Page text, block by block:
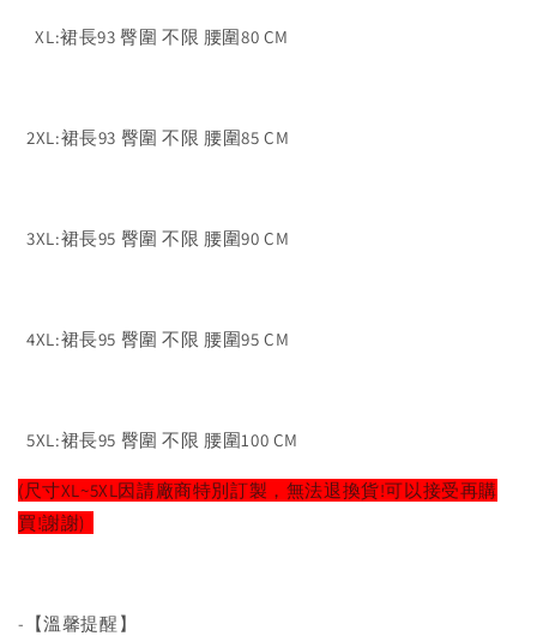
XL:裙長93 臀圍 不限 腰圍80 CM
2XL:裙長93 臀圍 不限 腰圍85 CM
3XL:裙長95 臀圍 不限 腰圍90 CM
4XL:裙長95 臀圍 不限 腰圍95 CM
5XL:裙長95 臀圍 不限 腰圍100 CM
(尺寸XL~5XL因請廠商特別訂製，無法退換貨!可以接受再購
買!謝謝)
-【溫馨提醒】